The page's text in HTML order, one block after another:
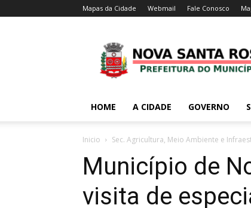
Mapas da Cidade Webmail Fale Conosco
HOME A CIDADE GOVERNO
Inicio Sec. Agricultura, Meio Ambiente e
Município de
visita de